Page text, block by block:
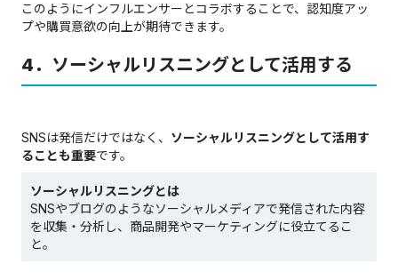
このようにインフルエンサーとコラボすることで、認知度アッ
プや購買意欲の向上が期待できます。
4．ソーシャルリスニングとして活用する
SNSは発信だけではなく、 ソーシャルリスニングとして活用す
ることも重要です。
ソーシャルリスニングとは
SNSやブログのようなソーシャルメディアで発信された内容
を収集・分析し、商品開発やマーケティングに役立てるこ
と。